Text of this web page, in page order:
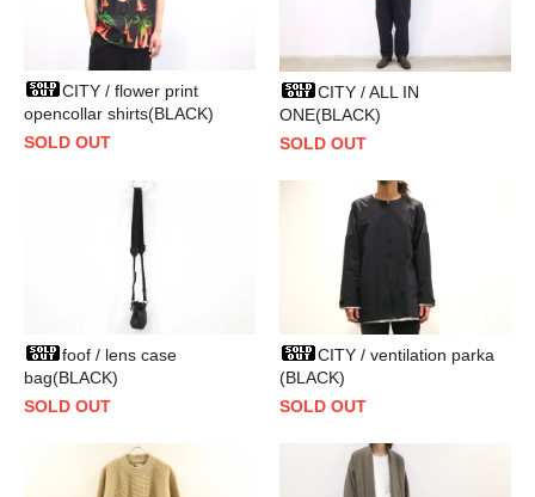
CITY / flower print
opencollar shirts(BLACK)
SOLD OUT
CITY / ALL IN
ONE(BLACK)
SOLD OUT
foof / lens case
bag(BLACK)
SOLD OUT
CITY / ventilation parka
(BLACK)
SOLD OUT